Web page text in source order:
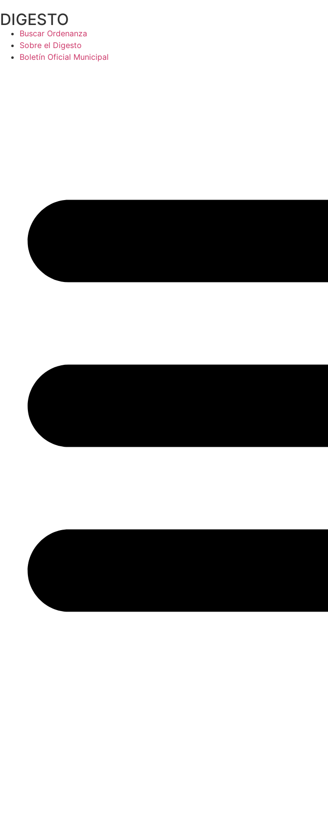
al
contenido
DIGESTO
Buscar Ordenanza
Sobre el Digesto
Boletín Oficial Municipal